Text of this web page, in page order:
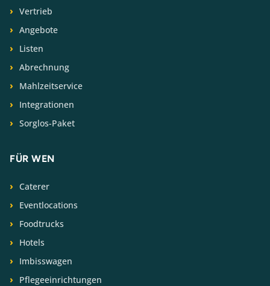
Vertrieb
Angebote
Listen
Abrechnung
Mahlzeitservice
Integrationen
Sorglos-Paket
FÜR WEN
Caterer
Eventlocations
Foodtrucks
Hotels
Imbisswagen
Pflegeeinrichtungen